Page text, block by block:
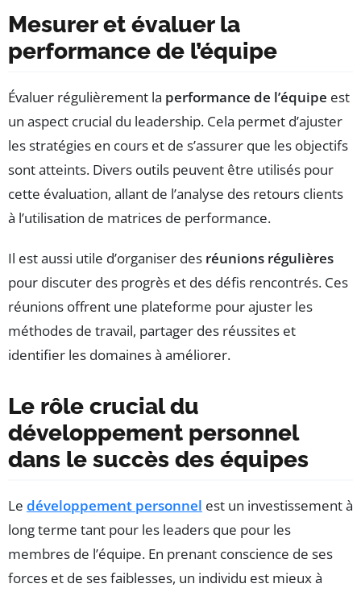
Mesurer et évaluer la
performance de l’équipe
Évaluer régulièrement la performance de l’équipe est
un aspect crucial du leadership. Cela permet d’ajuster
les stratégies en cours et de s’assurer que les objectifs
sont atteints. Divers outils peuvent être utilisés pour
cette évaluation, allant de l’analyse des retours clients
à l’utilisation de matrices de performance.
Il est aussi utile d’organiser des réunions régulières
pour discuter des progrès et des défis rencontrés. Ces
réunions offrent une plateforme pour ajuster les
méthodes de travail, partager des réussites et
identifier les domaines à améliorer.
Le rôle crucial du
développement personnel
dans le succès des équipes
Le développement personnel est un investissement à
long terme tant pour les leaders que pour les
membres de l’équipe. En prenant conscience de ses
forces et de ses faiblesses, un individu est mieux à